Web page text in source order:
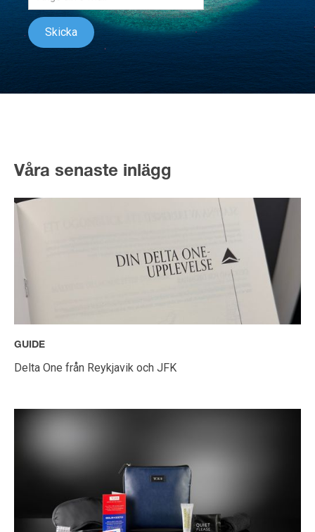
Våra senaste inlägg
GUIDE
Delta One från Reykjavik och JFK